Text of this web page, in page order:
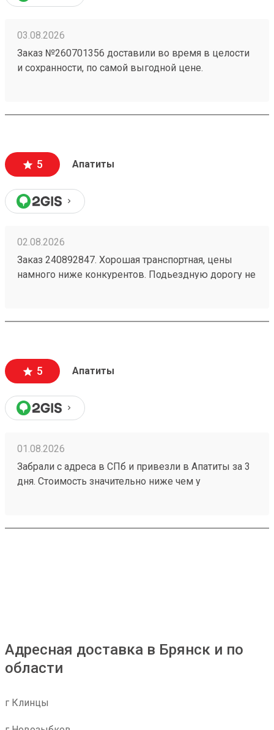
03.08.2026
Заказ №260701356 доставили во время в целости
и сохранности, по самой выгодной цене.
5 Апатиты
02.08.2026
Заказ 240892847. Хорошая транспортная, цены
намного ниже конкурентов. Подьездную дорогу не
подскажут как лучше упаковать. Заказы
5 Апатиты
01.08.2026
Забрали с адреса в СПб и привезли в Апатиты за 3
дня. Стоимость значительно ниже чем у
компанией! Номер заказа 260691900.
Адресная доставка в Брянск и по
области
г Клинцы